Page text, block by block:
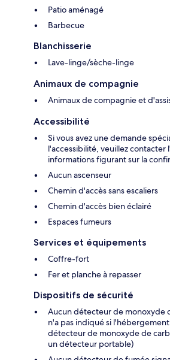
Patio aménagé
Barbecue
Blanchisserie
Lave-linge/sèche-linge
Animaux de compagnie
Animaux de compagnie et
Accessibilité
Si vous avez une demande
l'accessibilité, veuillez
informations figurant sur la
Aucun ascenseur
Chemin d'accès sans escaliers
Chemin d'accès bien éclairé
Espaces fumeurs
Services et équipements
Coffre-fort
Fer et planche à repasser
Dispositifs de sécurité
Aucun détecteur de monoxyde
n'a pas indiqué si
détecteur de monoxyde de
un détecteur portable)